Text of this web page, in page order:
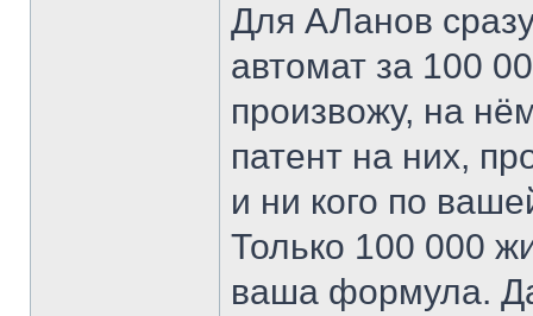
Для АЛанов
автомат за 100
произвожу, на
патент на них,
и ни кого по
Только 100 000
ваша формула.